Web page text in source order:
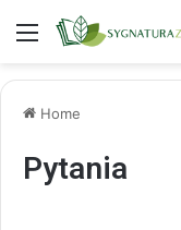
Menu
Home
Pytania